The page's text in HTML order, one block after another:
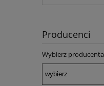
Producenci
Wybierz producenta